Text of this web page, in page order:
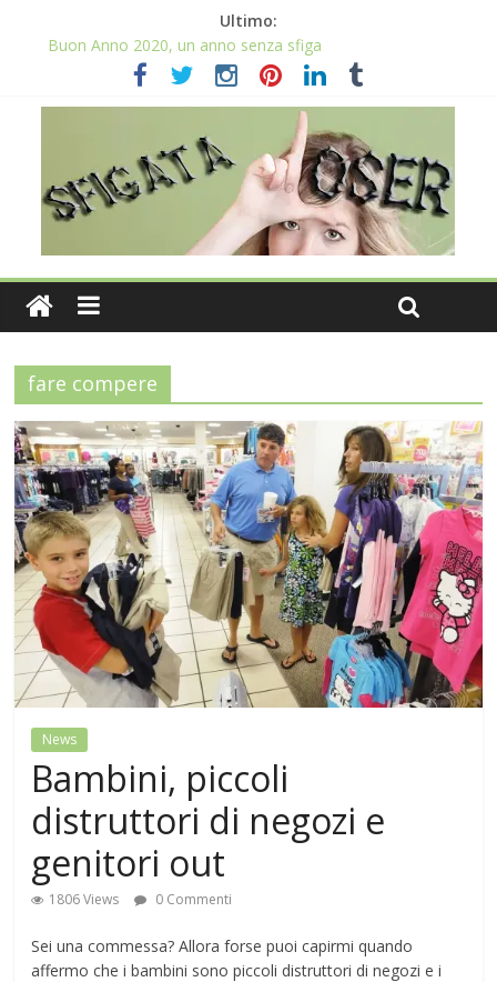
Ultimo:
Buon Anno 2020, un anno senza sfiga
Come gestire la fortuna ai giochi
Qual è il numero più sfortunato? Info e curiosità nel post
La sfortuna mi perseguita anche con la spesa
Il 2020 anno bisestile porta sfortuna davvero?
fare compere
News
Bambini, piccoli
distruttori di negozi e
genitori out
1806 Views 0 Commenti
Sei una commessa? Allora forse puoi capirmi quando
affermo che i bambini sono piccoli distruttori di negozi e i